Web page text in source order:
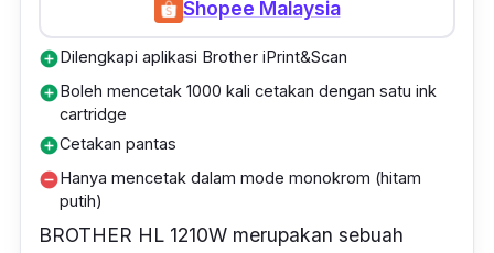
Shopee Malaysia
add_circleDilengkapi aplikasi Brother iPrint&Scan
add_circleBoleh mencetak 1000 kali cetakan dengan satu ink
cartridge
add_circleCetakan pantas
remove_circleHanya mencetak dalam mode monokrom (hitam
putih)
BROTHER HL 1210W merupakan sebuah